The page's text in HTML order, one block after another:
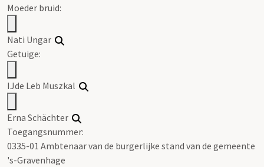
Moeder bruid:
Nati Ungar
Getuige:
IJde Leb Muszkal
Erna Schächter
Toegangsnummer:
0335-01 Ambtenaar van de burgerlijke stand van de gemeente
's-Gravenhage